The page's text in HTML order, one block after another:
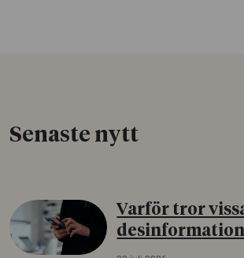
Senaste nytt
Varför tror